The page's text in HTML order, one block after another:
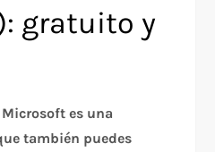
gratuito y
es una
también puedes